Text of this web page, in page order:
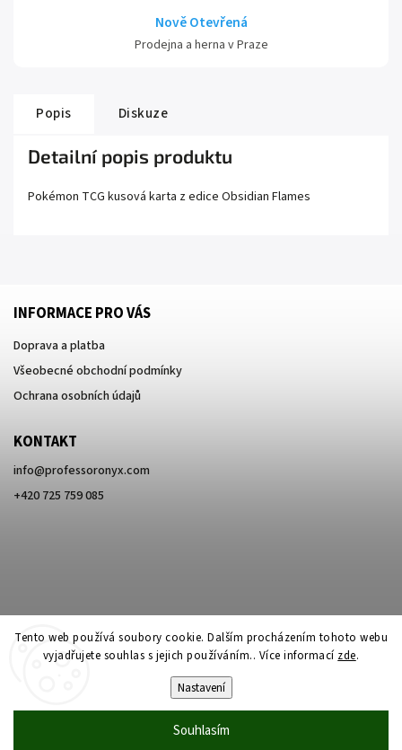
Tento web používá soubory cookie. Dalším procházením tohoto webu
vyjadřujete souhlas s jejich používáním.. Více informací zde.
Nastavení
Souhlasím
Nově Otevřená
Prodejna a herna v Praze
Popis Diskuze
Detailní popis produktu
Pokémon TCG kusová karta z edice Obsidian Flames
INFORMACE PRO VÁS
Doprava a platba
Všeobecné obchodní podmínky
Ochrana osobních údajů
KONTAKT
info@professoronyx.com
+420 725 759 085
Professor Onyx. Všechna práva vyhrazena.